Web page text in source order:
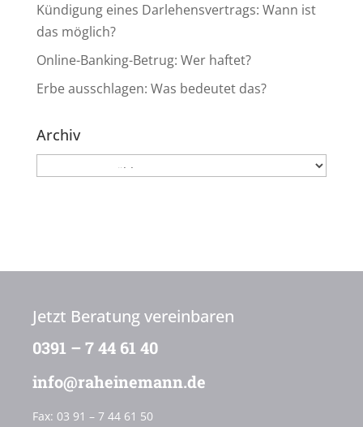
Kündigung eines Darlehensvertrags: Wann ist
das möglich?
Online-Banking-Betrug: Wer haftet?
Erbe ausschlagen: Was bedeutet das?
Archiv
Jetzt Beratung vereinbaren
0391 – 7 44 61 40
info@raheinemann.de
Fax: 03 91 – 7 44 61 50